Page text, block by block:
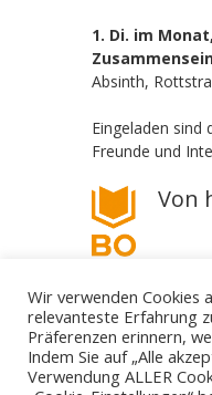
1. Di. im
Absinth,
Eingeladen sind
Freunde und
Von
Wir verwenden Cookies
relevanteste Erfahrung
Präferenzen erinnern,
Indem Sie auf „Alle
Verwendung ALLER